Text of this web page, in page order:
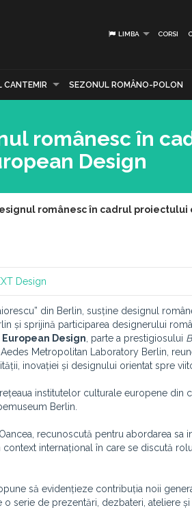
LIMBA CORSI
CANTEMIR SEZONUL ROMÂNO-POLON
românesc în
Design
românesc în cadrul proiectului
Design
din Berlin, susține designul
și sprijină participarea designerului
European Design , parte a prestigiosului
Metropolitan Laboratory Berlin,
inovației și designului orientat spre
institutelor culturale europene din
Berlin.
recunoscută pentru abordarea sa
internațional în care se discută
să evidențieze contribuția noii
serie de prezentări, dezbateri, ateliere